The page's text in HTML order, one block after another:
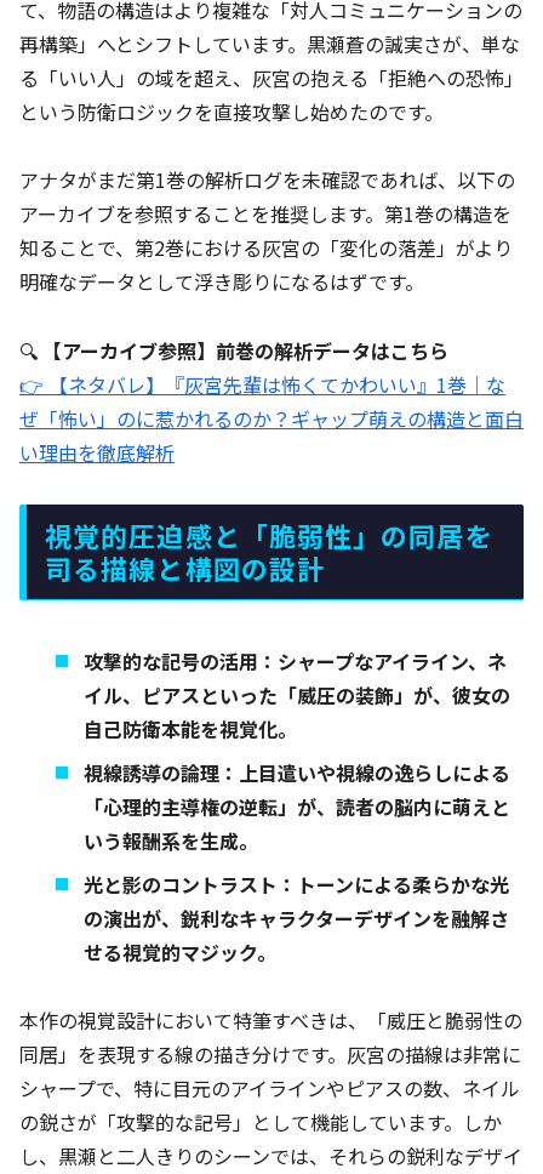
て、物語の構造はより複雑な「対人コミュニケーションの
再構築」へとシフトしています。黒瀬蒼の誠実さが、単な
る「いい人」の域を超え、灰宮の抱える「拒絶への恐怖」
という防衛ロジックを直接攻撃し始めたのです。
アナタがまだ第1巻の解析ログを未確認であれば、以下の
アーカイブを参照することを推奨します。第1巻の構造を
知ることで、第2巻における灰宮の「変化の落差」がより
明確なデータとして浮き彫りになるはずです。
🔍 【アーカイブ参照】前巻の解析データはこちら
👉 【ネタバレ】『灰宮先輩は怖くてかわいい』1巻｜な
ぜ「怖い」のに惹かれるのか？ギャップ萌えの構造と面白
い理由を徹底解析
視覚的圧迫感と「脆弱性」の同居を
司る描線と構図の設計
攻撃的な記号の活用：シャープなアイライン、ネ
イル、ピアスといった「威圧の装飾」が、彼女の
自己防衛本能を視覚化。
視線誘導の論理：上目遣いや視線の逸らしによる
「心理的主導権の逆転」が、読者の脳内に萌えと
いう報酬系を生成。
光と影のコントラスト：トーンによる柔らかな光
の演出が、鋭利なキャラクターデザインを融解さ
せる視覚的マジック。
本作の視覚設計において特筆すべきは、「威圧と脆弱性の
同居」を表現する線の描き分けです。灰宮の描線は非常に
シャープで、特に目元のアイラインやピアスの数、ネイル
の鋭さが「攻撃的な記号」として機能しています。しか
し、黒瀬と二人きりのシーンでは、それらの鋭利なデザイ